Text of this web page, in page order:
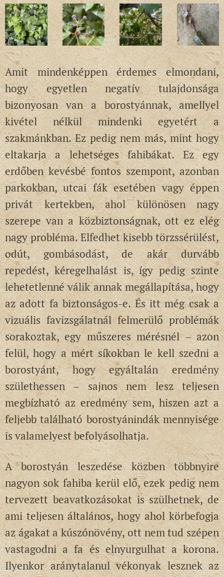
Amit mindenképpen érdemes elmondani,
hogy egyetlen negatív tulajdonsága
bizonyosan van a borostyánnak, amellyel
kivétel nélkül mindenki egyetért a
szakmánkban. Ez pedig nem más, mint hogy
eltakarja a lehetséges fahibákat. Ez egy
erdőben kevésbé fontos szempont, azonban
parkokban, utcai fák esetében vagy éppen
privát kertekben, ahol különösen nagy
szerepe van a közbiztonságnak, ott ez elég
nagy probléma. Elfedhet kisebb törzssérülést,
odút, gombásodást, de akár durvább
repedést, kéregelhalást is, így pedig szinte
lehetetlenné válik annak megállapítása, hogy
az adott fa biztonságos-e. És itt még csak a
vizuális favizsgálatnál felmerülő problémák
sorakoztak, egy műszeres mérésnél – azon
felül, hogy a mért síkokban le kell szedni a
borostyánt, hogy egyáltalán eredmény
születhessen – sajnos nem lesz teljesen
megbízható az eredmény sem, hiszen azt a
feljebb található borostyánindák mennyisége
is valamelyest befolyásolhatja.
A borostyán leszedése közben többnyire
nagyon sok fahiba kerül elő, ezek pedig nem
tervezett beavatkozásokat is szülhetnek, de
ami teljesen általános, hogy ahol körbefogja
az ágakat a kúszónövény, ott nem tud szépen
vastagodni a fa és elnyurgulhat a korona.
Ilyenkor aránytalanul vékonyak lesznek az